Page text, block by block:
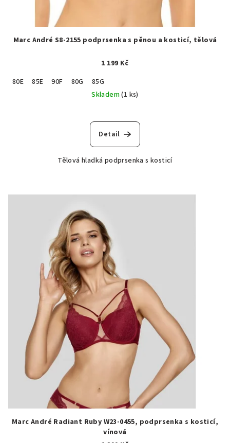
Marc André S8-2155 podprsenka s pěnou a kosticí, tělová
1 199 Kč
80E
85E 90F 80G
85G
Skladem(1 ks)
Detail
Tělová hladká podprsenka s kosticí
Marc André Radiant Ruby W23-0455, podprsenka s kosticí,
vínová